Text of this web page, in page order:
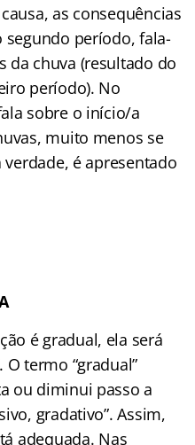
as consequências
segundo período, fala-
da chuva (resultado do
período). No
sobre o início/a
muito menos se
é apresentado
é gradual, ela será
O termo “gradual”
ou diminui passo a
gradativo”. Assim,
adequada. Nas